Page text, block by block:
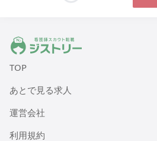
ジストリー 看護師の転職マッチング
TOP
あとで見る求人
運営会社
利用規約